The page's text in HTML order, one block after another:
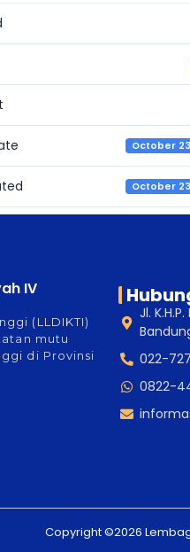
October
October
IV
(LLDIKTI)
mutu
di Provinsi
Jl.
022-
0822-
Copyright ©2026